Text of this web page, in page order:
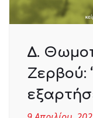
Δ.
Ζερβού: